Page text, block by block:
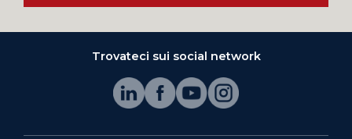
Trovateci sui social network